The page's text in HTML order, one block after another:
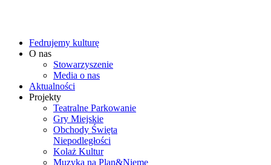
Fedrujemy kulturę
O nas
Stowarzyszenie
Media o nas
Aktualności
Projekty
Teatralne Parkowanie
Gry Miejskie
Obchody Święta
Niepodległości
Kolaż Kultur
Muzyka na Plan&Nieme